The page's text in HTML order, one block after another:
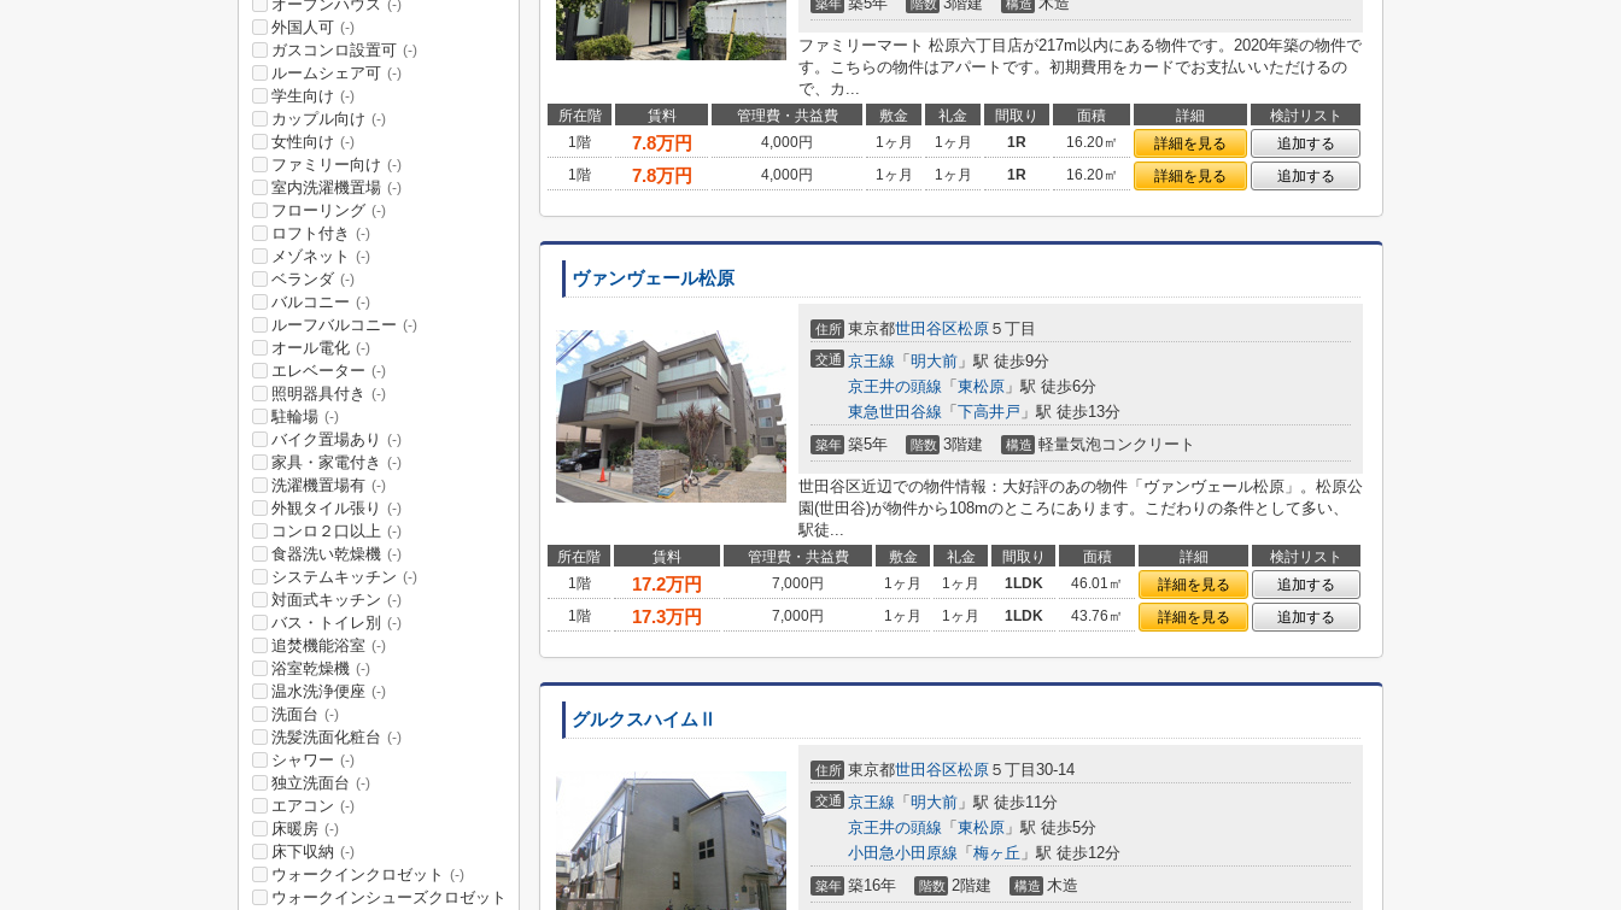
築年 階数 構造
ファミリーマート 松原六丁目店が217m以内にある物件です。2020年築の物件で
す。こちらの物件はアパートです。初期費用をカードでお支払いいただけるの
で、カ...
所在階 賃料 管理費・共益費 敷金 礼金 間取り 面積 詳細
検討リスト
1階
7.8万円 4,000円 1ヶ月 1ヶ月 1R 16.20㎡ 詳細を見る
追加する
1階
7.8万円 4,000円 1ヶ月 1ヶ月 1R 16.20㎡ 詳細を見る 追加する
ヴァンヴェール松原
住所 東京都世田谷区松原 ５丁目
交通 京王線 「 明大前 」駅 徒歩9分
京王井の頭線 「 東松原 」駅 徒歩6分
東急世田谷線 「 下高井戸 」駅 徒歩13分
築年 築5年 階数 3階建 構造 軽量気泡コンクリート
世田谷区近辺での物件情報：大好評のあの物件「ヴァンヴェール松原」。松原公
園(世田谷)が物件から108mのところにあります。こだわりの条件として多い、
駅徒...
所在階 賃料 管理費・共益費 敷金 礼金 間取り 面積 詳細
検討リスト
1階
17.2万円 7,000円 1ヶ月 1ヶ月 1LDK 46.01㎡ 詳細を見る
追加する
1階
17.3万円 7,000円 1ヶ月 1ヶ月 1LDK 43.76㎡ 詳細を見る 追加する
グルクスハイムⅡ
住所 東京都世田谷区松原 ５丁目30-14
交通 京王線 「 明大前 」駅 徒歩11分
京王井の頭線 「 東松原 」駅 徒歩5分
小田急小田原線 「 梅ヶ丘 」駅 徒歩12分
築年 築16年 階数 2階建 構造 木造
オープンハウス (-)
外国人可 (-)
ガスコンロ設置可 (-)
ルームシェア可 (-)
学生向け (-)
カップル向け (-)
女性向け (-)
ファミリー向け (-)
室内洗濯機置場 (-)
フローリング (-)
ロフト付き (-)
メゾネット (-)
ベランダ (-)
バルコニー (-)
ルーフバルコニー (-)
オール電化 (-)
エレベーター (-)
照明器具付き (-)
駐輪場 (-)
バイク置場あり (-)
家具・家電付き (-)
洗濯機置場有 (-)
外観タイル張り (-)
コンロ２口以上 (-)
食器洗い乾燥機 (-)
システムキッチン (-)
対面式キッチン (-)
バス・トイレ別 (-)
追焚機能浴室 (-)
浴室乾燥機 (-)
温水洗浄便座 (-)
洗面台 (-)
洗髪洗面化粧台 (-)
シャワー (-)
独立洗面台 (-)
エアコン (-)
床暖房 (-)
床下収納 (-)
ウォークインクロゼット (-)
ウォークインシューズクロゼット